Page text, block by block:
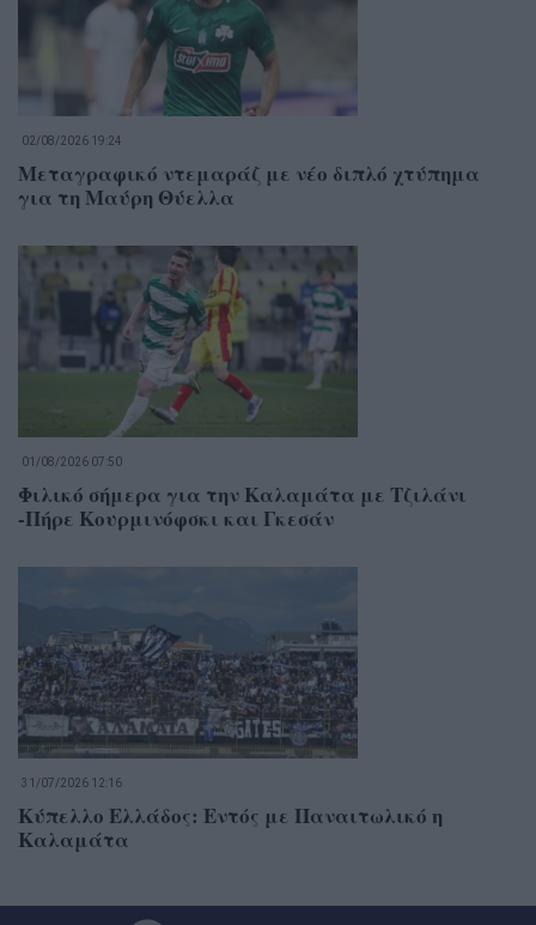
02/08/2026 19:24
Μεταγραφικό ντεμαράζ με νέο διπλό χτύπημα
για τη Μαύρη Θύελλα
01/08/2026 07:50
Φιλικό σήμερα για την Καλαμάτα με Τζιλάνι
-Πήρε Κουρμινόφσκι και Γκεσάν
31/07/2026 12:16
Κύπελλο Ελλάδος: Εντός με Παναιτωλικό η
Καλαμάτα